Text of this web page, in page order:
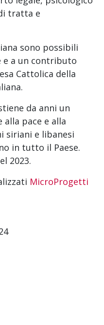
tratta e
sono possibili
e a un contributo
Cattolica della
da anni un
alla pace e alla
siriani e libanesi
in tutto il Paese.
2023.
MicroProgetti